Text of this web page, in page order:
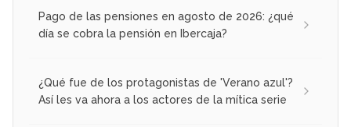
Pago de las pensiones en agosto de 2026: ¿qué
día se cobra la pensión en Ibercaja?
¿Qué fue de los protagonistas de 'Verano azul'?
Así les va ahora a los actores de la mítica serie